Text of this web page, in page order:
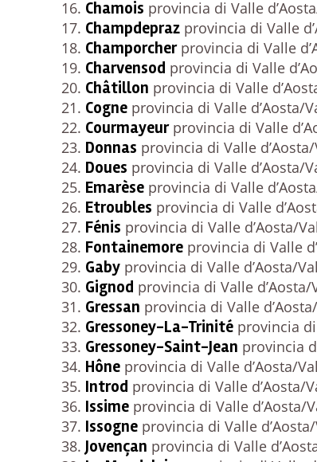
Chamois provincia di Valle
Champdepraz provincia di Valle
Champorcherprovincia di Valle
Charvensod provincia di Valle
Châtillon provincia di Valle
Cogne provincia di Valle d’Aosta/
Courmayeurprovincia di Valle
Donnas provincia di Valle d’Aosta/
Doues provincia di Valle d’Aosta/
Emarèse provincia di Valle
Etroubles provincia di Valle
Fénis provincia di Valle d’Aosta/
Fontainemore provincia di Valle
Gaby provincia di Valle d’Aosta/
Gignod provincia di Valle d’Aosta/
Gressan provincia di Valle
Gressoney-La-Trinité provincia di
Gressoney-Saint-Jean provincia
Hône provincia di Valle d’Aosta/
Introd provincia di Valle d’Aosta/
Issime provincia di Valle d’Aosta/
Issogne provincia di Valle d’Aosta/
Jovençan provincia di Valle